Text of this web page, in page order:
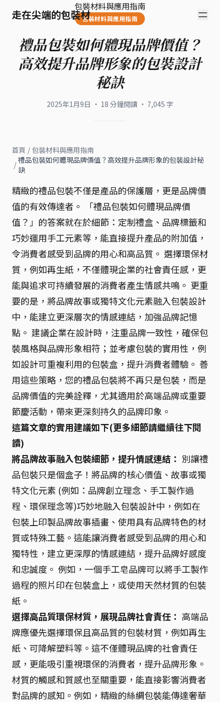
走在尖端的包裝材
包裝材料與應用指南
包裝材料與應用指南
禮品包裝如何體現品牌價值？
高效提升品牌形象的包裝設計
秘訣
2025年1月9日 · 18 分鐘閱讀 · 7,045 字
首頁 / 包裝材料與應用指南
/ 禮品包裝如何體現品牌價值？高效提升品牌形象的包裝設計秘
訣
精緻的禮品包裝不僅是產品的保護層，更是品牌價
值的有效傳達者。 「禮品包裝如何體現品牌價
值？」的答案就在於細節：定制禮盒、品牌標籤和
巧妙運用手工元素等，能直接提升產品的附加值，
令消費者感受到品牌的用心和高品質。 選擇環保材
質，例如再生紙，不僅體現企業的社會責任感，更
能與追求可持續發展的消費者產生情感共鳴。 更重
要的是，將品牌故事或獨特文化元素融入包裝設計
中，能建立更深層次的情感連結，加強品牌記憶
點。 建議企業在設計時，注重品牌一致性，確保包
裝風格與品牌形象相符；並考慮包裝的實用性，例
如設計可重複利用的包裝盒，提升消費者體驗。 善
用這些策略，您的禮品包裝將不再只是包裝，而是
品牌價值的完美詮釋，尤其適用於高端品牌或重要
節慶活動，帶來更深刻持久的品牌印象。
這篇文章的實用建議如下(更多細節請繼續往下閱
讀)
將品牌故事融入包裝細節，提升情感連結： 別讓禮
品包裝只是個盒子！將品牌的核心價值、故事或獨
特文化元素 (例如：品牌創立理念、手工製作過
程、環保理念等)巧妙地融入包裝設計中，例如在
包裝上印製品牌故事插畫、使用具有品牌特色的材
質或特殊工藝。這能讓消費者感受到品牌的用心和
獨特性，建立更深厚的情感連結，提升品牌好感度
和忠誠度。 例如，一個手工皂品牌可以將手工製作
過程的照片印在包裝盒上，或使用天然材質的包裝
紙。
選擇高品質環保材質，展現品牌社會責任： 高端品
牌應優先選擇環保且高品質的包裝材質，例如再生
紙、可降解塑料等。這不僅體現品牌的社會責任
感，更能吸引重視環保的消費者，提升品牌形象。
材質的觸感和質感也至關重要，能直接影響消費者
對品牌的感知。例如，精緻的絲綢包裝能傳達奢華